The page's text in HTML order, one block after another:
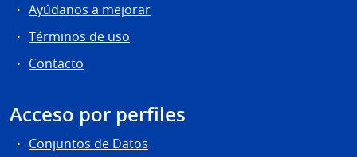
Ayúdanos a mejorar
Términos de uso
Contacto
Acceso por perfiles
Conjuntos de Datos